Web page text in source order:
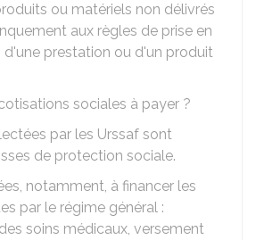
ou matériels non délivrés
aux règles de prise en
d'une prestation ou d'un produit
sociales à payer ?
par les Urssaf sont
de protection sociale.
notamment, à financer les
par le régime général :
soins médicaux, versement